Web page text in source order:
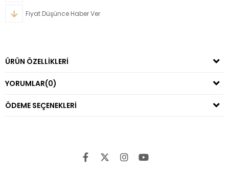
Fiyat Düşünce Haber Ver
ÜRÜN ÖZELLIKLERI
YORUMLAR(0)
ÖDEME SEÇENEKLERI